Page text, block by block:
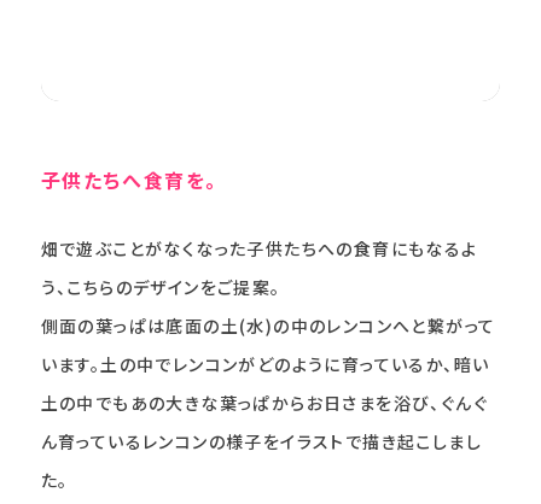
子供たちへ食育を。
畑で遊ぶことがなくなった子供たちへの食育にもなるよ
う、こちらのデザインをご提案。
側面の葉っぱは底面の土(水)の中のレンコンへと繋がって
います。土の中でレンコンがどのように育っているか、暗い
土の中でもあの大きな葉っぱからお日さまを浴び、ぐんぐ
ん育っているレンコンの様子をイラストで描き起こしまし
た。